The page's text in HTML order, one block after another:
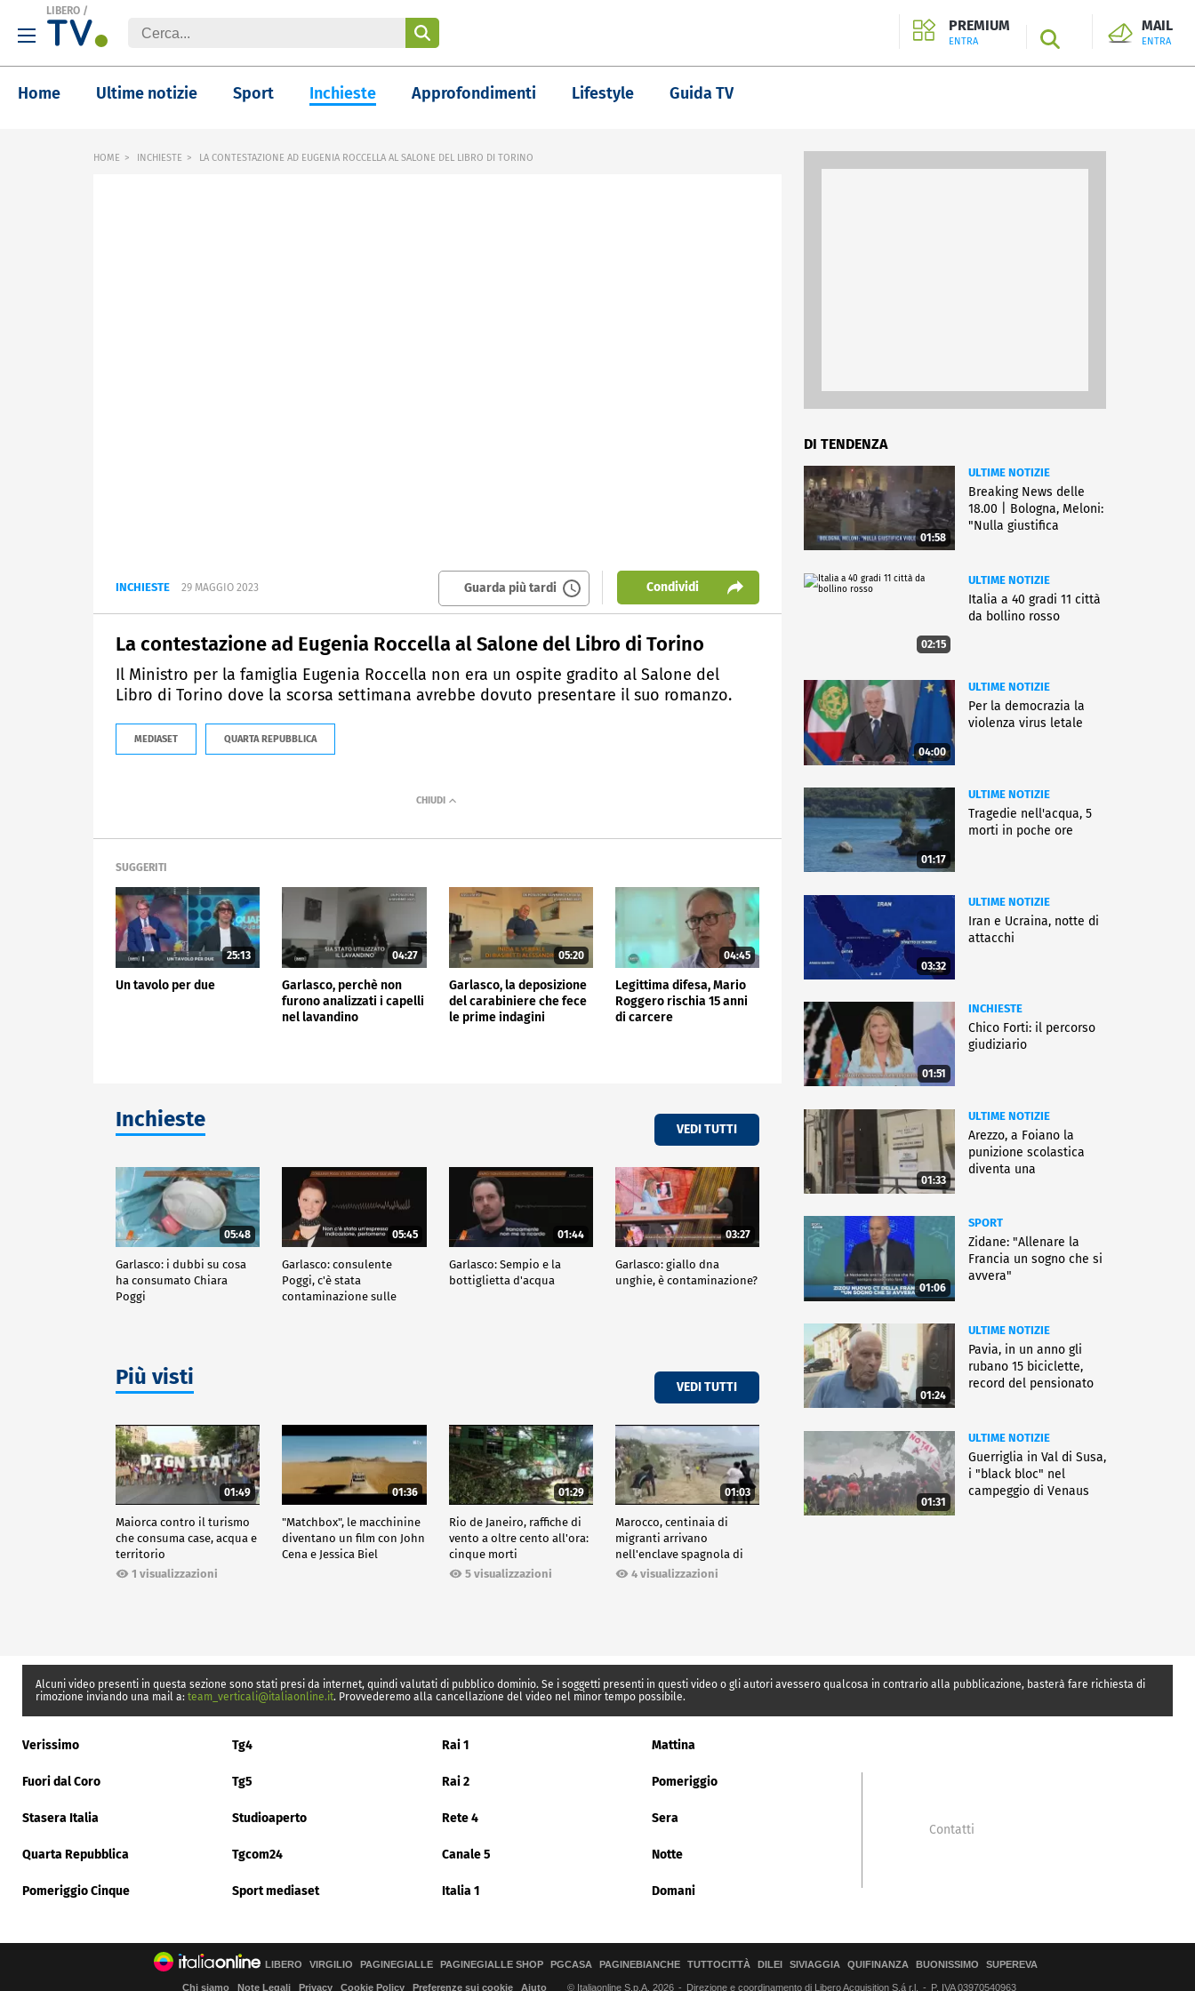
LIBERO /
PREMIUM
ENTRA SEARCH
MAIL
ENTRA
Home Ultime notizie Sport Inchieste Approfondimenti Lifestyle Guida TV
HOME INCHIESTE LA CONTESTAZIONE AD EUGENIA ROCCELLA AL SALONE DEL LIBRO DI TORINO
INCHIESTE 29 MAGGIO 2023 Guarda più tardi Condividi
La contestazione ad Eugenia Roccella al Salone del Libro di Torino
Il Ministro per la famiglia Eugenia Roccella non era un ospite gradito al Salone del
Libro di Torino dove la scorsa settimana avrebbe dovuto presentare il suo romanzo.
MEDIASET QUARTA REPUBBLICA
SUGGERITI
25:13
Un tavolo per due
04:27
Garlasco, perchè non
furono analizzati i capelli
nel lavandino
05:20
Garlasco, la deposizione
del carabiniere che fece
le prime indagini
04:45
Legittima difesa, Mario
Roggero rischia 15 anni
di carcere
Inchieste VEDI TUTTI
05:48
Garlasco: i dubbi su cosa
ha consumato Chiara
Poggi
05:45
Garlasco: consulente
Poggi, c'è stata
contaminazione sulle
01:44
Garlasco: Sempio e la
bottiglietta d'acqua
03:27
Garlasco: giallo dna
unghie, è contaminazione?
Più visti VEDI TUTTI
01:49
Maiorca contro il turismo
che consuma case, acqua e
territorio
1 visualizzazioni
01:36
"Matchbox", le macchinine
diventano un film con John
Cena e Jessica Biel
01:29
Rio de Janeiro, raffiche di
vento a oltre cento all'ora:
cinque morti
5 visualizzazioni
01:03
Marocco, centinaia di
migranti arrivano
nell'enclave spagnola di
Ceuta4 visualizzazioni
DI TENDENZA
01:58
ULTIME NOTIZIE
Breaking News delle
18.00 | Bologna, Meloni:
"Nulla giustifica
02:15
ULTIME NOTIZIE
Italia a 40 gradi 11 città
da bollino rosso
04:00
ULTIME NOTIZIE
Per la democrazia la
violenza virus letale
01:17
ULTIME NOTIZIE
Tragedie nell'acqua, 5
morti in poche ore
03:32
ULTIME NOTIZIE
Iran e Ucraina, notte di
attacchi
01:51
INCHIESTE
Chico Forti: il percorso
giudiziario
01:33
ULTIME NOTIZIE
Arezzo, a Foiano la
punizione scolastica
diventa una
01:06
SPORT
Zidane: "Allenare la
Francia un sogno che si
avvera"
01:24
ULTIME NOTIZIE
Pavia, in un anno gli
rubano 15 biciclette,
record del pensionato
01:31
ULTIME NOTIZIE
Guerriglia in Val di Susa,
i "black bloc" nel
campeggio di Venaus
Alcuni video presenti in questa sezione sono stati presi da internet, quindi valutati di pubblico dominio. Se i soggetti presenti in questi video o gli autori avessero qualcosa in contrario alla pubblicazione, basterà fare richiesta di
rimozione inviando una mail a: team_verticali@italiaonline.it. Provvederemo alla cancellazione del video nel minor tempo possibile.
Verissimo Tg4 Rai 1 Mattina
Fuori dal Coro Tg5 Rai 2 Pomeriggio
Stasera Italia Studioaperto Rete 4 Sera
Quarta Repubblica Tgcom24 Canale 5 Notte
Pomeriggio Cinque Sport mediaset Italia 1 Domani
Contatti
LIBERO VIRGILIO PAGINEGIALLE PAGINEGIALLE SHOP PGCASA PAGINEBIANCHE TUTTOCITTÀ DILEI SIVIAGGIA QUIFINANZA BUONISSIMO SUPEREVA
Chi siamo Note Legali Privacy Cookie Policy Preferenze sui cookie Aiuto © Italiaonline S.p.A. 2026 Direzione e coordinamento di Libero Acquisition S.á r.l. P. IVA 03970540963